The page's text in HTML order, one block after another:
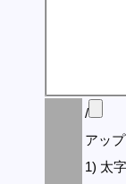
/
アッ
1) 太